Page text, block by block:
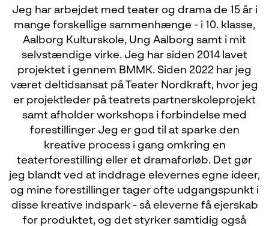
Jeg har arbejdet med teater og drama de 15 år i
mange forskellige sammenhænge - i 10. klasse,
Aalborg Kulturskole, Ung Aalborg samt i mit
selvstændige virke. Jeg har siden 2014 lavet
projektet i gennem BMMK. Siden 2022 har jeg
været deltidsansat på Teater Nordkraft, hvor jeg
er projektleder på teatrets partnerskoleprojekt
samt afholder workshops i forbindelse med
forestillinger Jeg er god til at sparke den
kreative process i gang omkring en
teaterforestilling eller et dramaforløb. Det gør
jeg blandt ved at inddrage elevernes egne ideer,
og mine forestillinger tager ofte udgangspunkt i
disse kreative indspark - så eleverne få ejerskab
for produktet, og det styrker samtidig også